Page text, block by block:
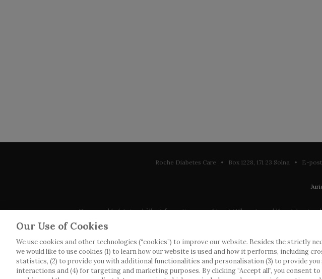
Roche Diabetes Care • Box 1228, 171 23 Solna • E-
Denna webbplats innehåller information som riktar sig till en stor publik och kan
observera att vi inte tar något ansvar för information som eventuellt inte
Roche har inte alltid möjlighet att kvalitetssäkra andras inlägg, men kommer att ta
webbplatser som det länkas till. Kopiering av material från denna webbplats för
annonsörer,
Our Use of Cookies
We use cookies and other technologies (“cookies”) to improve our website. Besides the strictly
we would like to use cookies (1) to learn how our website is used and how it performs, including
statistics, (2) to provide you with additional functionalities and personalisation (3) to provide you
interactions and (4) for targeting and marketing purposes. By clicking “Accept all”, you consent to